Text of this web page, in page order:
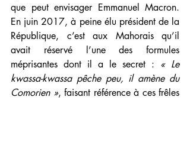
que peut envisager Emmanuel Macron.
En juin 2017, à peine élu président de la
République, c’est aux Mahorais qu’il
avait réservé l’une des formules
méprisantes dont il a le secret : « Le
kwassa-kwassa pêche peu, il amène du
Comorien », faisant référence à ces frêles